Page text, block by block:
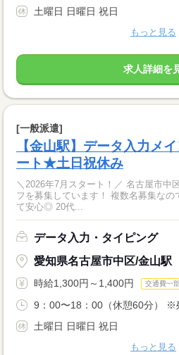
土曜日 日曜日 祝日
もっと見る
求人詳細を
[一般派遣]
【金山駅】データ入力メ
ート★土日祝休み
＼2026年7月スタート！／ 名古屋市中区にある企業で、 事務スタッ
フを募集しています！ 複数名募集なので、 同時スタートの仲間もい
て安心◎ 20代...
データ入力・タイピング
愛知県名古屋市中区/金山駅
時給1,300円～1,400円 交通費一
9：00〜18：00（休憩60分） ※
土曜日 日曜日 祝日
もっと見る